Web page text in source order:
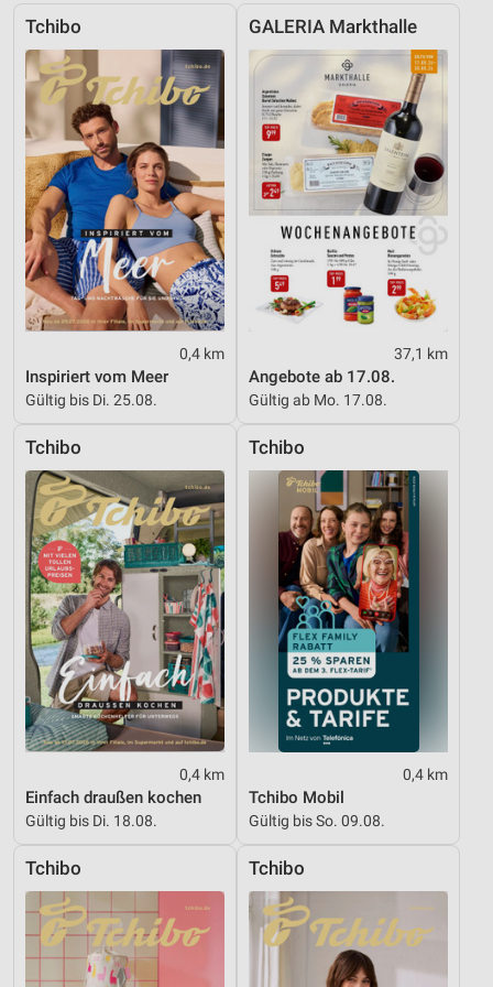
Tchibo
0,4 km
Inspiriert vom Meer
Gültig bis Di. 25.08.
GALERIA Markthalle
37,1 km
Angebote ab 17.08.
Gültig ab Mo. 17.08.
Tchibo
0,4 km
Einfach draußen kochen
Gültig bis Di. 18.08.
Tchibo
0,4 km
Tchibo Mobil
Gültig bis So. 09.08.
Tchibo Tchibo
Erstellung von Profilen zur Personalisierung
von Inhalten
Verwendung von Profilen zur Auswahl
personalisierter Inhalte
Messung der Werbeleistung
Messung der Performance von Inhalten
Analyse von Zielgruppen durch Statistiken oder
Kombinationen von Daten aus verschiedenen
Quellen
Entwicklung und Verbesserung der Angebote
Verwendung reduzierter Daten zur Auswahl von
Inhalten
Verwendung genauer Standortdaten
Geräte anhand von aktiv angeforderten
Informationen identifizieren
Nicht-IAB-Verarbeitungszwecke:
Notwendig
Performance
Funktional
Werbung